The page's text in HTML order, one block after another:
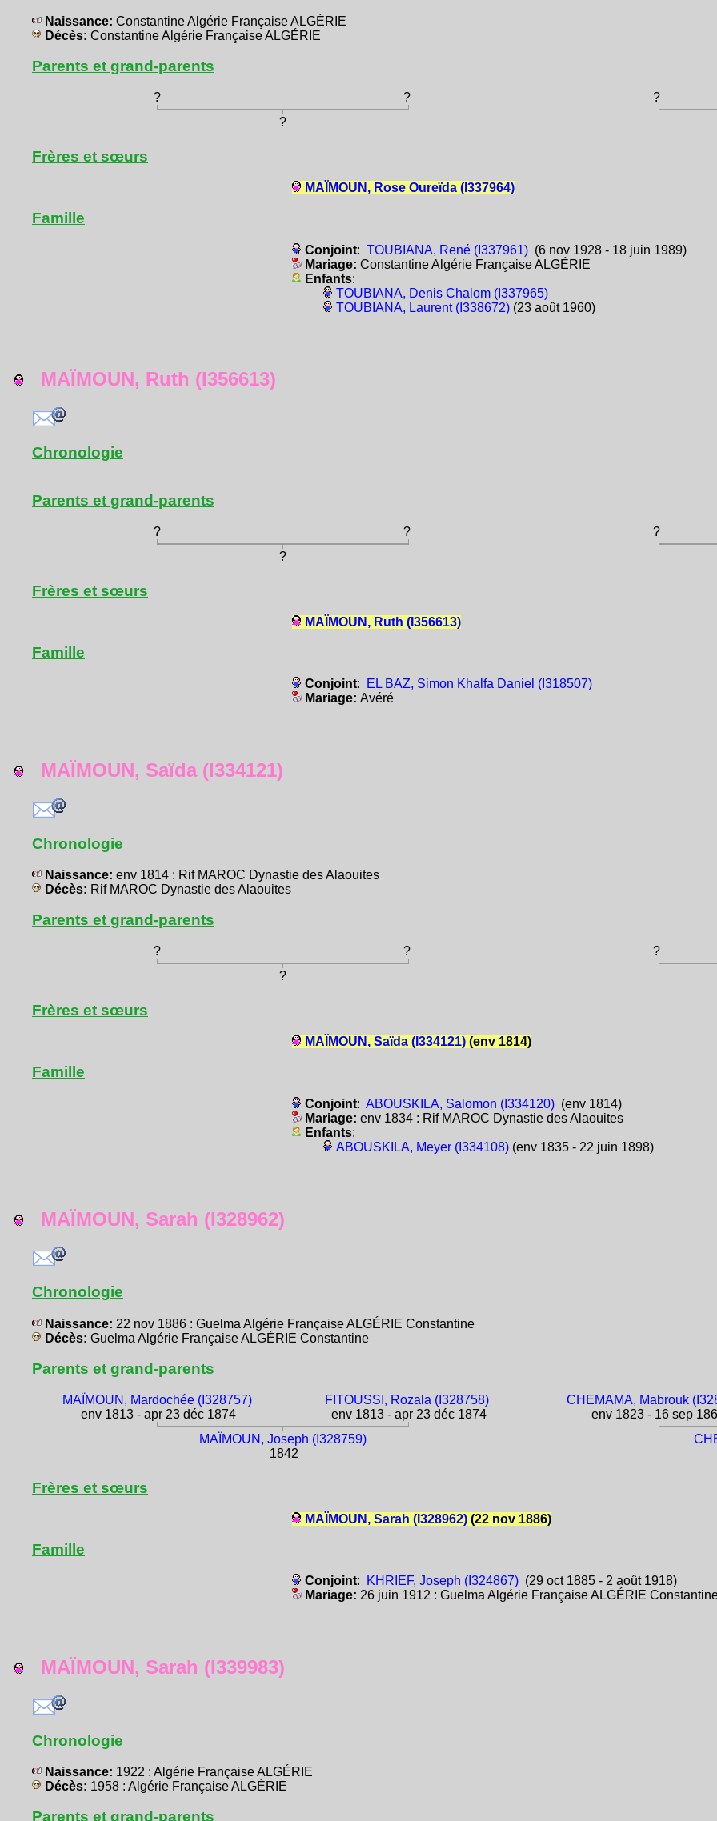
Naissance: Constantine Algérie Française ALGÉRIE
Décès: Constantine Algérie Française ALGÉRIE
Parents et grand-parents
? ?
?
?
Frères et sœurs
MAÏMOUN, Rose Oureïda (I337964)
Famille
Conjoint:TOUBIANA, René (I337961) (6 nov 1928 - 18 juin 1989)
Mariage:Constantine Algérie Française ALGÉRIE
Enfants:
TOUBIANA, Denis Chalom (I337965)
TOUBIANA, Laurent (I338672) (23 août 1960)
MAÏMOUN, Ruth (I356613)
Chronologie
Parents et grand-parents
? ?
?
?
Frères et sœurs
MAÏMOUN, Ruth (I356613)
Famille
Conjoint: EL BAZ, Simon Khalfa Daniel (I318507)
Mariage:Avéré
MAÏMOUN, Saïda (I334121)
Chronologie
Naissance: env 1814 : Rif MAROC Dynastie des Alaouites
Décès: Rif MAROC Dynastie des Alaouites
Parents et grand-parents
? ?
?
?
Frères et sœurs
MAÏMOUN, Saïda (I334121) (env 1814)
Famille
Conjoint:ABOUSKILA, Salomon (I334120) (env 1814)
Mariage:env 1834 : Rif MAROC Dynastie des Alaouites
Enfants:
ABOUSKILA, Meyer (I334108) (env 1835 - 22 juin 1898)
MAÏMOUN, Sarah (I328962)
Chronologie
Naissance: 22 nov 1886 : Guelma Algérie Française ALGÉRIE Constantine
Décès: Guelma Algérie Française ALGÉRIE Constantine
Parents et grand-parents
MAÏMOUN, Mardochée (I328757)
env 1813 - apr 23 déc 1874
FITOUSSI, Rozala (I328758)
env 1813 - apr 23 déc 1874
CHEMAMA, Mabrouk
env 1823 - 16 sep
MAÏMOUN, Joseph (I328759)
1842
Frères et sœurs
MAÏMOUN, Sarah (I328962) (22 nov 1886)
Famille
Conjoint: KHRIEF, Joseph (I324867) (29 oct 1885 - 2 août 1918)
Mariage: 26 juin 1912 : Guelma Algérie Française ALGÉRIE
MAÏMOUN, Sarah (I339983)
Chronologie
Naissance: 1922 : Algérie Française ALGÉRIE
Décès: 1958 : Algérie Française ALGÉRIE
Parents et grand-parents